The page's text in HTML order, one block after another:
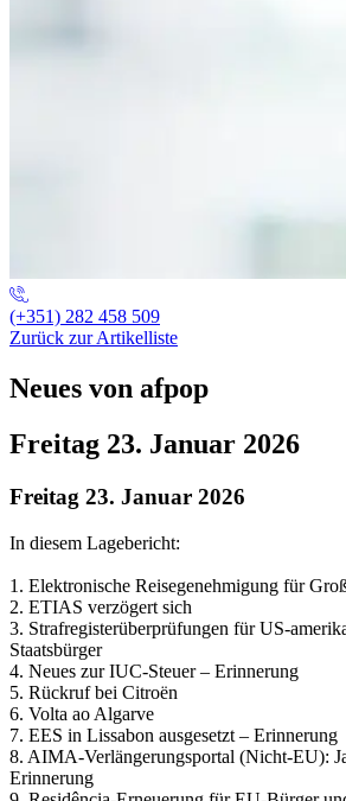
(+351) 282 458 509
Zurück zur Artikelliste
Neues von afpop
Freitag 23. Januar 2026
Freitag 23. Januar 2026
In diesem Lagebericht:
1. Elektronische Reisegenehmigung für
2. ETIAS verzögert sich
3. Strafregisterüberprüfungen für US-
Staatsbürger
4. Neues zur IUC-Steuer – Erinnerung
5. Rückruf bei Citroën
6. Volta ao Algarve
7. EES in Lissabon ausgesetzt – Erinnerung
8. AIMA-Verlängerungsportal (Nicht-EU):
Erinnerung